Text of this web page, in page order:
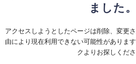
ました。
アクセスしようとしたページは削除、変更
由により現在利用できない可能性がありま
クよりお探しくださ